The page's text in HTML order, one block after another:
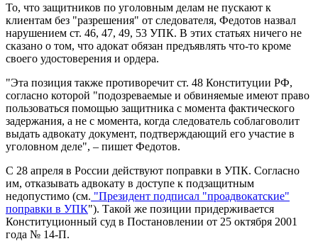
То, что защитников по уголовным делам не пускают к
клиентам без "разрешения" от следователя, Федотов назвал
нарушением ст. 46, 47, 49, 53 УПК. В этих статьях ничего не
сказано о том, что адокат обязан предъявлять что-то кроме
своего удостоверения и ордера.
"Эта позиция также противоречит ст. 48 Конституции РФ,
согласно которой "подозреваемые и обвиняемые имеют право
пользоваться помощью защитника с момента фактического
задержания, а не с момента, когда следователь соблаговолит
выдать адвокату документ, подтверждающий его участие в
уголовном деле", – пишет Федотов.
С 28 апреля в России действуют поправки в УПК. Согласно
им, отказывать адвокату в доступе к подзащитным
недопустимо (см. "Президент подписал "проадвокатские"
поправки в УПК"). Такой же позиции придерживается
Конституционный суд в Постановлении от 25 октября 2001
года № 14-П.